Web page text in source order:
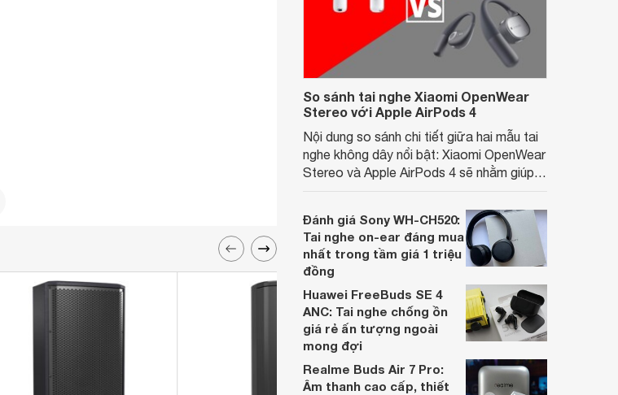
So sánh tai nghe Xiaomi OpenWear
Stereo với Apple AirPods 4
Nội dung so sánh chi tiết giữa hai mẫu tai
nghe không dây nổi bật: Xiaomi OpenWear
Stereo và Apple AirPods 4 sẽ nhằm giúp
dựa trên nhu cầu và sở thích cá nhân. Cả
hai đều là sản phẩm chất lượng cao,
nhưng hướng tới đối tượng khách hàng
khác nhau.
Đánh giá Sony WH-CH520:
Tai nghe on-ear đáng mua
nhất trong tầm giá 1 triệu
đồng
Huawei FreeBuds SE 4
ANC: Tai nghe chống ồn
giá rẻ ấn tượng ngoài
mong đợi
Realme Buds Air 7 Pro:
Âm thanh cao cấp, thiết